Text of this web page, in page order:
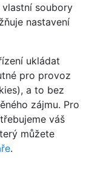
soubory
nastavení
ukládat
pro provoz
a to bez
zájmu. Pro
váš
můžete
.